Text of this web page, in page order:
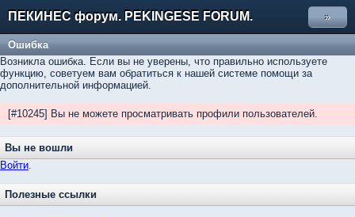
ПЕКИНЕС форум. PEKINGESE FORUM. »
Ошибка
Возникла ошибка. Если вы не уверены, что правильно используете
функцию, советуем вам обратиться к нашей системе помощи за
дополнительной информацией.
[#10245] Вы не можете просматривать профили пользователей.
Вы не вошли
Войти.
Полезные ссылки